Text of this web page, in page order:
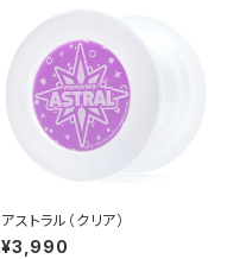
アストラル（クリア）
¥3,990